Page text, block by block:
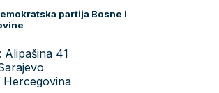
partija Bosne i
Alipašina 41
Hercegovina